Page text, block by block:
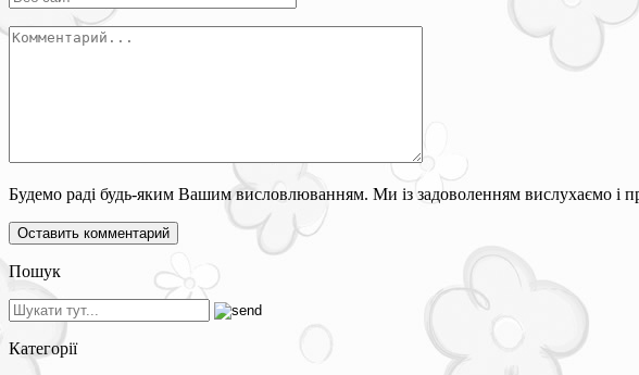
Будемо раді будь-яким Вашим висловлюванням. Ми із задоволенням вислухаємо і
Пошук
Категорії